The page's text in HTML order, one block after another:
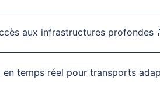
aux infrastructures profondes
en temps réel pour transports